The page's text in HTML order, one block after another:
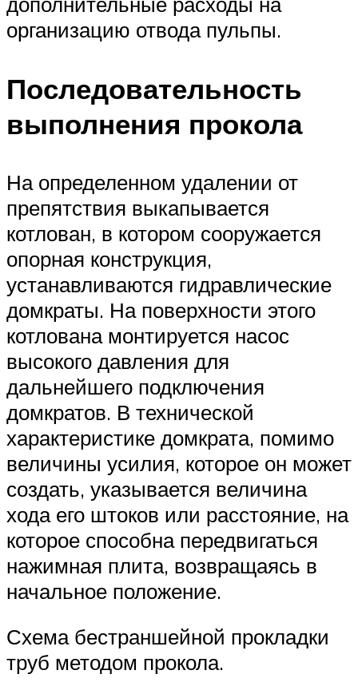
организацию отвода пульпы.
Последовательность
выполнения прокола
На определенном удалении от
препятствия выкапывается
котлован, в котором сооружается
опорная конструкция,
устанавливаются гидравлические
домкраты. На поверхности этого
котлована монтируется насос
высокого давления для
дальнейшего подключения
домкратов. В технической
характеристике домкрата, помимо
величины усилия, которое он может
создать, указывается величина
хода его штоков или расстояние, на
которое способна передвигаться
нажимная плита, возвращаясь в
начальное положение.
Схема бестраншейной прокладки
труб методом прокола.